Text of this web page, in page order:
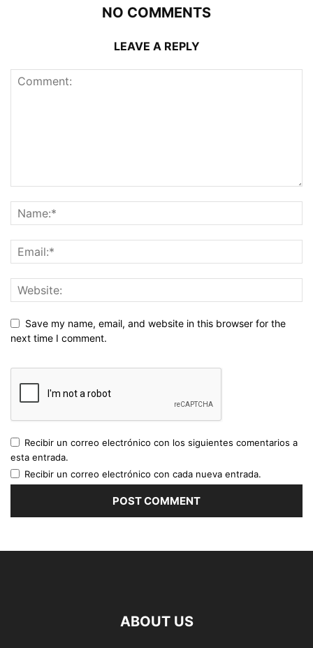
NO COMMENTS
LEAVE A REPLY
Save my name, email, and website in this browser for the
next time I comment.
Recibir un correo electrónico con los siguientes comentarios a
esta entrada.
Recibir un correo electrónico con cada nueva entrada.
ABOUT US